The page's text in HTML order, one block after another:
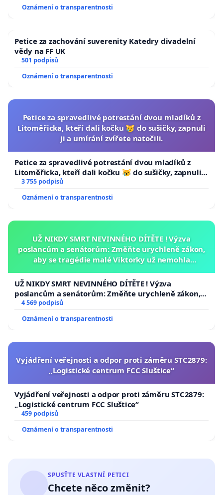
Oznámení o transparentnosti
Petice za zachování suverenity Katedry divadelní
vědy na FF UK
501 podpisů
Oznámení o transparentnosti
Petice za spravedlivé potrestání dvou mladíků z
Litoměřicka, kteří dali kočku 😿 do sušičky, zapnuli
ji a umírání zvířete natočili.
Petice za spravedlivé potrestání dvou mladíků z
Litoměřicka, kteří dali kočku 😿 do sušičky, zapnuli ji
a umírání zvířete natočili.
3 755 podpisů
Oznámení o transparentnosti
UŽ NIKDY SMRT NEVINNÉHO DÍTĚTE ! Výzva
poslancům a senátorům: Změňte urychleně zákon,
aby se tragédie malé Viktorky už nemohla
UŽ NIKDY SMRT NEVINNÉHO DÍTĚTE ! Výzva
poslancům a senátorům: Změňte urychleně zákon,
aby se tragédie malé Viktorky už nemohla opakovat!
4 569 podpisů
Oznámení o transparentnosti
Vyjádření veřejnosti a odpor proti záměru STC2879:
„Logistické centrum FCC Sluštice“
Vyjádření veřejnosti a odpor proti záměru STC2879:
„Logistické centrum FCC Sluštice“
459 podpisů
Oznámení o transparentnosti
SPUSŤTE VLASTNÍ PETICI
Chcete něco změnit?